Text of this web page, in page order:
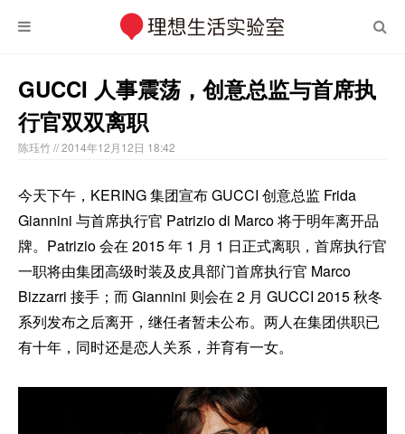
GUCCI 人事震荡，创意总监与首席执
行官双双离职
陈珏竹// 2014年12月12日 18:42
今天下午，KERING 集团宣布 GUCCI 创意总监 Frida
Giannini 与首席执行官 Patrizio di Marco 将于明年离开品
牌。Patrizio 会在 2015 年 1 月 1 日正式离职，首席执行官
一职将由集团高级时装及皮具部门首席执行官 Marco
Bizzarri 接手；而 Giannini 则会在 2 月 GUCCI 2015 秋冬
系列发布之后离开，继任者暂未公布。两人在集团供职已
有十年，同时还是恋人关系，并育有一女。